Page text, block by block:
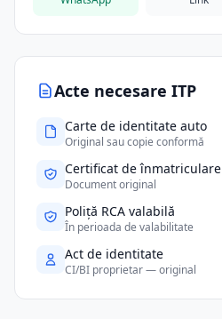
Acte necesare ITP
Carte de identitate auto
Original sau copie conformă
Certificat de înmatriculare
Document original
Poliță RCA valabilă
În perioada de valabilitate
Act de identitate
CI/BI proprietar — original